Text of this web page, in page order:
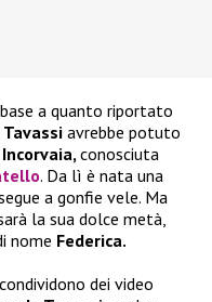
a quanto riportato
Tavassiavrebbe potuto
conosciuta
. Da lì è nata una
a gonfie vele. Ma
la sua dolce metà,
nome Federica.
dei video